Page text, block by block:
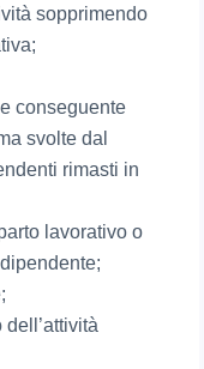
sopprimendo
conseguente
svolte dal
rimasti in
lavorativo o